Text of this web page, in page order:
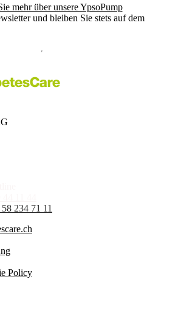
mehr über unsere YpsoPump
und bleiben Sie stets auf dem
234 71 11
Policy